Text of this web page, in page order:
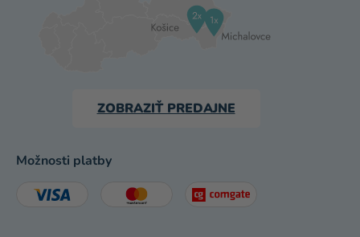
ZOBRAZIŤ PREDAJNE
Možnosti platby